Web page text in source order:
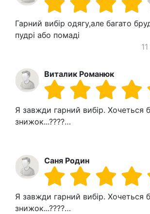
Гарний вибір одягу,але багато
пудрі або помаді
Виталик Романюк
Я завжди гарний вибір. Хочеться
знижок...????…
Саня Родин
Я завжди гарний вибір. Хочеться
знижок...????…